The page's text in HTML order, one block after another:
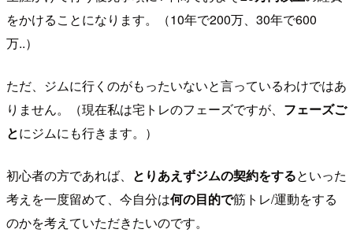
をかけることになります。（10年で200万、30年で600
万..）
ただ、ジムに行くのがもったいないと言っているわけではあ
りません。（現在私は宅トレのフェーズですが、 フェーズご
とにジムにも行きます。）
初心者の方であれば、 とりあえずジムの契約をするといった
考えを一度留めて、今自分は何の目的で筋トレ/運動をする
のかを考えていただきたいのです。